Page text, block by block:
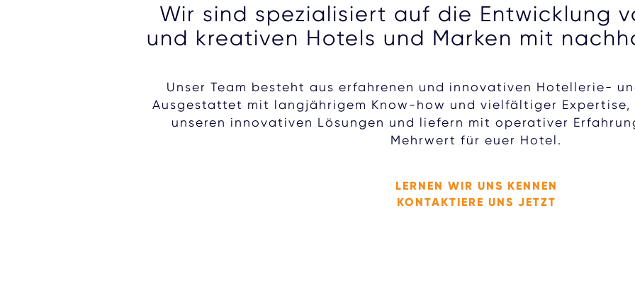
Wir sind spezialisiert auf die Entwicklung
und kreativen Hotels und Marken mit
Unser Team besteht aus erfahrenen und innovativen Hotellerie-
Ausgestattet mit langjährigem Know-how und vielfältiger Expertise,
unseren innovativen Lösungen und liefern mit operativer
Mehrwert für euer Hotel.
LERNEN WIR UNS KENNEN
KONTAKTIERE UNS JETZT